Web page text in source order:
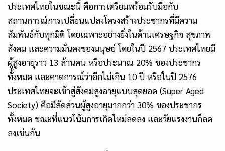
ประเทศไทยในขณะนี้ คือการเตรียมพร้อมรับมือกับ
สถานการณ์การเปลี่ยนแปลงโครงสร้างประชากรที่มีความ
สัมพันธ์กับทุกมิติ โดยเฉพาะอย่างยิ่งในด้านเศรษฐกิจ สุขภาพ
สังคม และความมั่นคงของมนุษย์ โดยในปี 2567 ประเทศไทยมี
ผู้สูงอายุราว 13 ล้านคน หรือประมาณ 20% ของประชากร
ทั้งหมด และคาดการณ์ว่าอีกไม่เกิน 10 ปี หรือในปี 2576
ประเทศไทยจะเข้าสู่สังคมสูงอายุแบบสุดยอด (Super Aged
Society) คือมีสัดส่วนผู้สูงอายุมากกว่า 30% ของประชากร
ทั้งหมด ขณะที่แนวโน้มการเกิดใหม่ลดลง และวัยแรงงานก็ลด
ลงเช่นกัน